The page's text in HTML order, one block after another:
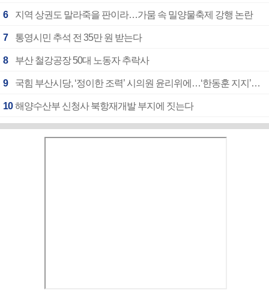
6 지역 상권도 말라죽을 판이라…가뭄 속 밀양물축제 강행 논란
7 통영시민 추석 전 35만 원 받는다
8 부산 철강공장 50대 노동자 추락사
9 국힘 부산시당, ‘정이한 조력’ 시의원 윤리위에…‘한동훈 지지’도 신고접수
10 해양수산부 신청사 북항재개발 부지에 짓는다